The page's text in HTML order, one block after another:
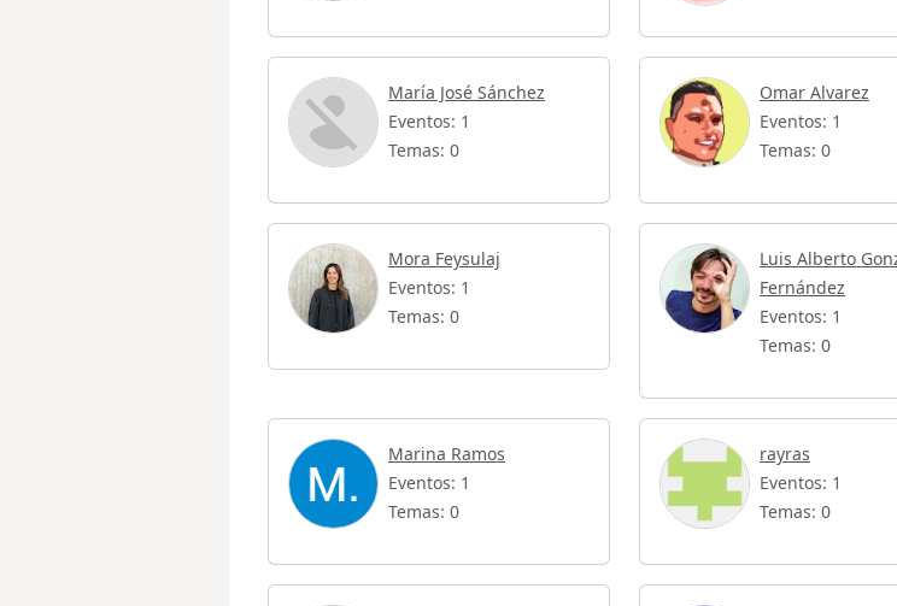
María José Sánchez
Eventos: 1
Temas: 0
Omar Alvarez
Eventos: 1
Temas: 0
Mora Feysulaj
Eventos: 1
Temas: 0
Luis Alberto
Fernández
Eventos: 1
Temas: 0
Marina Ramos
Eventos: 1
Temas: 0
rayras
Eventos: 1
Temas: 0